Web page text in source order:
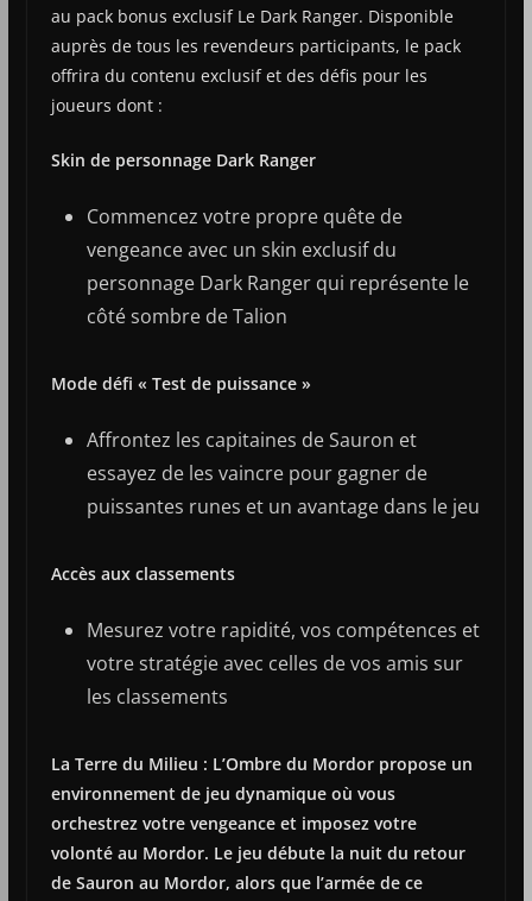
au pack bonus exclusif Le Dark Ranger. Disponible
auprès de tous les revendeurs participants, le pack
offrira du contenu exclusif et des défis pour les
joueurs dont :
Skin de personnage Dark Ranger
Commencez votre propre quête de
vengeance avec un skin exclusif du
personnage Dark Ranger qui représente le
côté sombre de Talion
Mode défi « Test de puissance »
Affrontez les capitaines de Sauron et
essayez de les vaincre pour gagner de
puissantes runes et un avantage dans le jeu
Accès aux classements
Mesurez votre rapidité, vos compétences et
votre stratégie avec celles de vos amis sur
les classements
La Terre du Milieu : L’Ombre du Mordor propose un
environnement de jeu dynamique où vous
orchestrez votre vengeance et imposez votre
volonté au Mordor. Le jeu débute la nuit du retour
de Sauron au Mordor, alors que l’armée de ce